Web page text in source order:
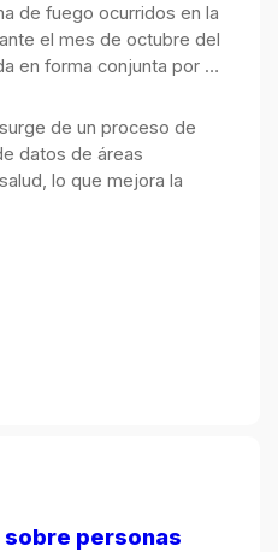
de fuego ocurridos en la
el mes de octubre del
en forma conjunta por el
y el Ministerio de
de un proceso de
datos de áreas
lo que mejora la
MENSUAL SOBRE PERSONAS
personas